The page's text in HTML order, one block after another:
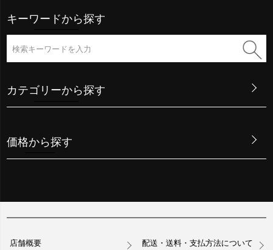
キーワードから探す
カテゴリーから探す
価格から探す
店舗概要 配送・送料・支払方法について